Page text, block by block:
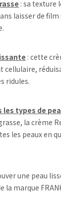
: sa texture
laisser de
: cette
cellulaire,
ridules.
les types de
la crème
les peaux en
une peau
la marque